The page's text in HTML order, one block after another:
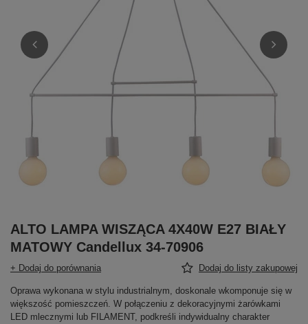
ALTO LAMPA WISZĄCA 4X40W E27 BIAŁY
MATOWY Candellux 34-70906
+ Dodaj do porównania Dodaj do listy zakupowej
Oprawa wykonana w stylu industrialnym, doskonale wkomponuje się w
większość pomieszczeń. W połączeniu z dekoracyjnymi żarówkami
LED mlecznymi lub FILAMENT, podkreśli indywidualny charakter